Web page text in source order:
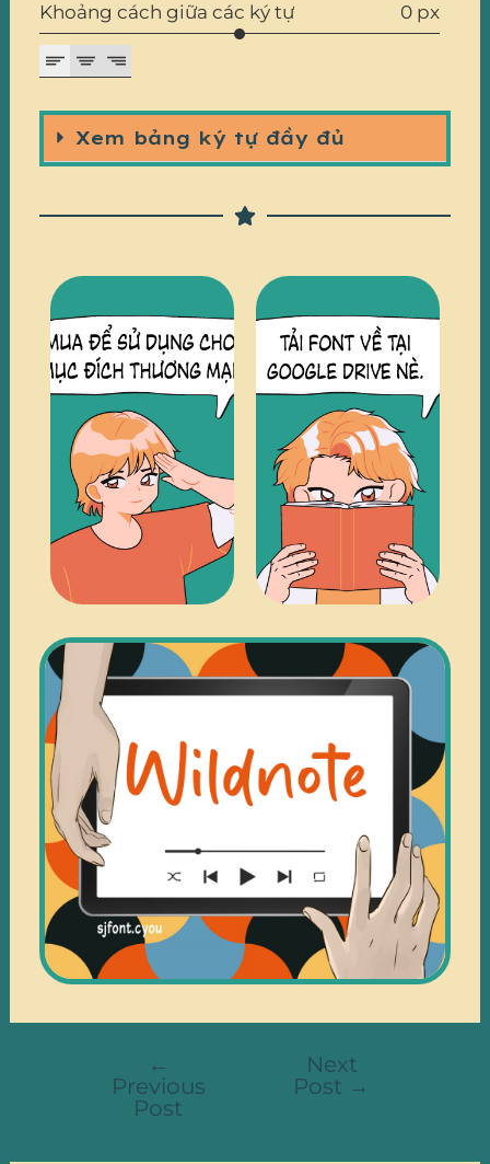
Khoảng cách giữa các ký tự
0 px
Xem bảng ký tự đầy đủ
TRUY
CẬP
TRUY
CẬP
←
Previous
Post
Next
Post →